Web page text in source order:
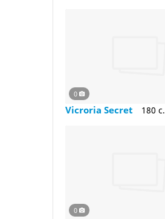
0
Vicroria Secret 180 c.
0